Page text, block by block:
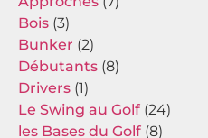
Bois (3)
Bunker (2)
Débutants (8)
Drivers (1)
Le Swing au Golf (24)
les Bases du Golf (8)